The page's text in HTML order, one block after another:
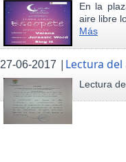
En la
aire libre
Más
27-06-2017 | Lectura del
Lectura